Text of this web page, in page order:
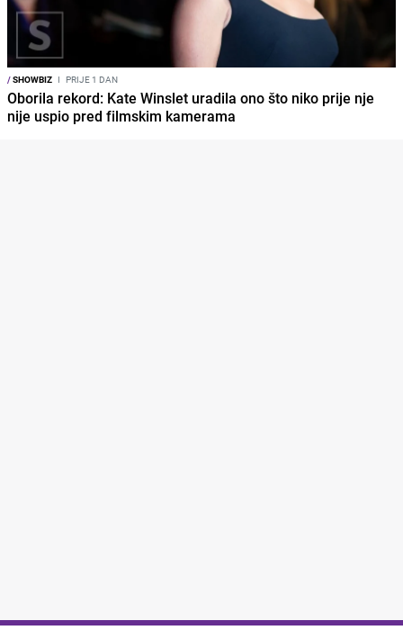
/SHOWBIZ I PRIJE 1 DAN
Oborila rekord: Kate Winslet uradila ono što niko prije nje
nije uspio pred filmskim kamerama